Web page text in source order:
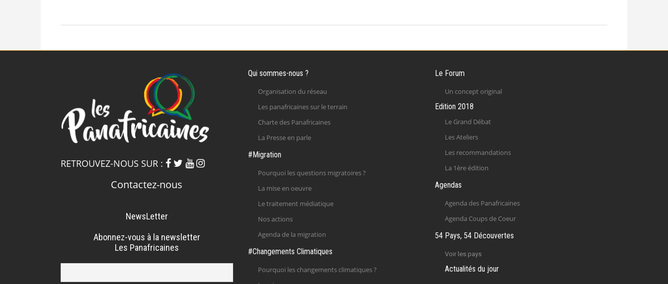
RETROUVEZ-NOUS SUR :
Contactez-nous
NewsLetter
Abonnez-vous à la newsletter
Les Panafricaines
Qui sommes-nous ?
Organisation du réseau
Les panafricaines sur le terrain
Charte des Panafricaines
La Presse en parle
#Migration
Pourquoi les questions migratoires ?
La mise en oeuvre
Le traitement médiatique
Nos actions
Agenda de la migration
#Changements Climatiques
Pourquoi les changements climatiques ?
Le Forum
Un concept original
Edition 2018
Le Grand Débat
Les Ateliers
Les recommandations
La 1ère édition
Agendas
Agenda des Panafricaines
Agenda Coups de Coeur
54 Pays, 54 Découvertes
Voir les pays
Actualités du jour